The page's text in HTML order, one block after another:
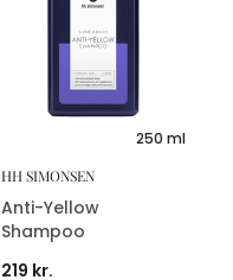
250 ml
HH SIMONSEN
Anti-Yellow
Shampoo
219 kr.